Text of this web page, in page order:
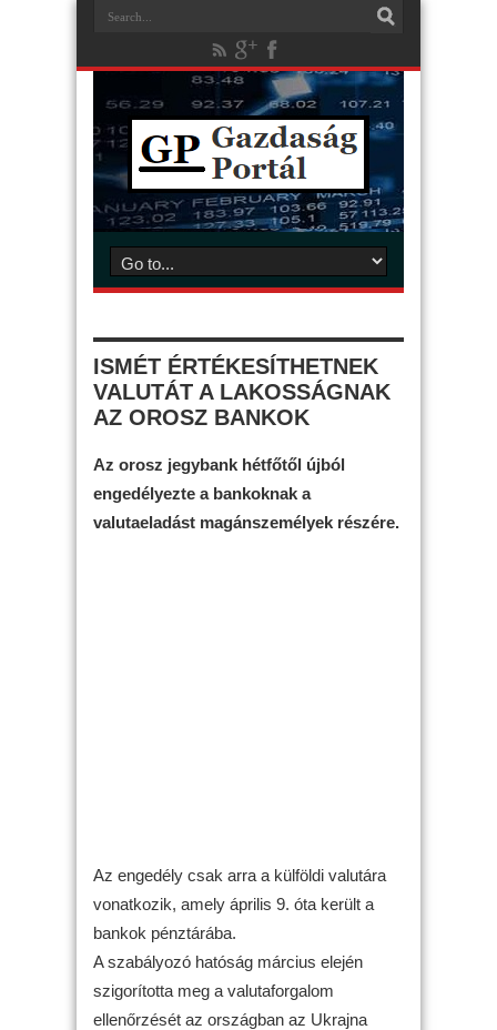
ISMÉT ÉRTÉKESÍTHETNEK
VALUTÁT A LAKOSSÁGNAK
AZ OROSZ BANKOK
Az orosz jegybank hétfőtől újból
engedélyezte a bankoknak a
valutaeladást magánszemélyek részére.
Az engedély csak arra a külföldi valutára
vonatkozik, amely április 9. óta került a
bankok pénztárába.
A szabályozó hatóság március elején
szigorította meg a valutaforgalom
ellenőrzését az országban az Ukrajna